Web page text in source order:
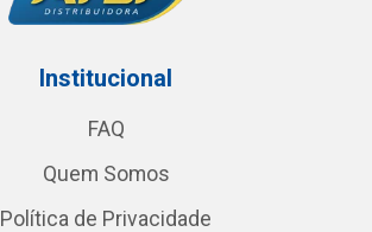
Institucional
FAQ
Quem Somos
Política de Privacidade